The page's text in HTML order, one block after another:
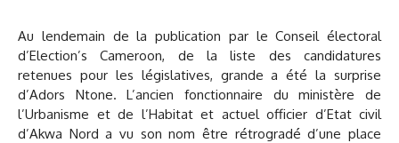
Au lendemain de la publication par le Conseil électoral
d’Election’s Cameroon, de la liste des candidatures
retenues pour les législatives, grande a été la surprise
d’Adors Ntone. L’ancien fonctionnaire du ministère de
l’Urbanisme et de l’Habitat et actuel officier d’Etat civil
d’Akwa Nord a vu son nom être rétrogradé d’une place